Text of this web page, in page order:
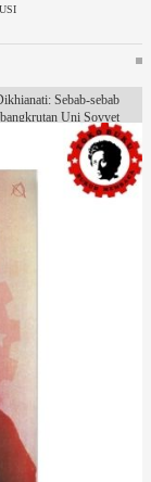
Sebab-sebab
Uni Sovyet